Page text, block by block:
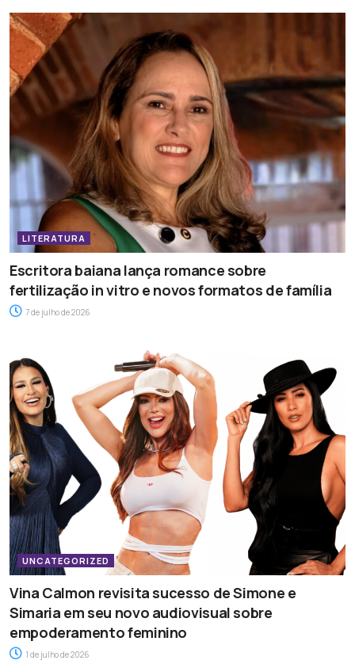
LITERATURA
Escritora baiana lança romance sobre
fertilização in vitro e novos formatos de família
7 de julho de 2026
UNCATEGORIZED
Vina Calmon revisita sucesso de Simone e
Simaria em seu novo audiovisual sobre
empoderamento feminino
1 de julho de 2026